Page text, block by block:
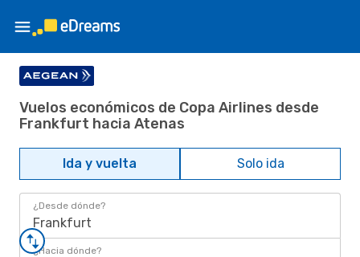
Vuelos económicos de Copa Airlines desde
Frankfurt hacia Atenas
Ida y vuelta Solo ida
¿Desde dónde?
Frankfurt
¿Hacia dónde?